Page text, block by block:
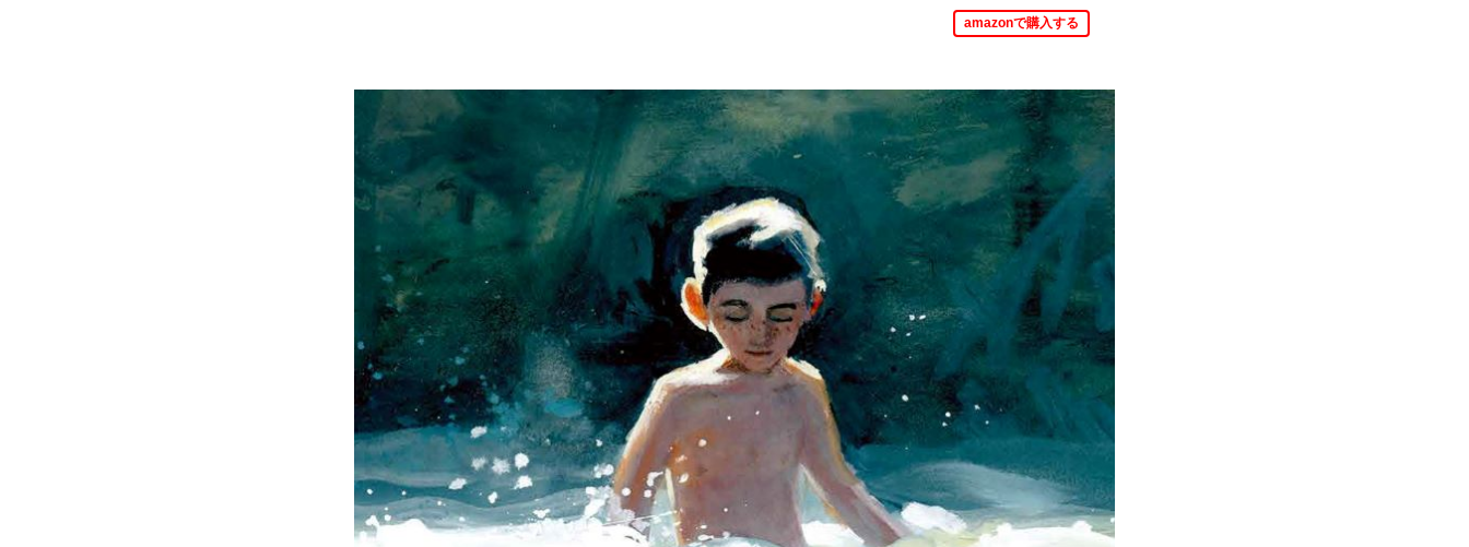
amazonで購入する